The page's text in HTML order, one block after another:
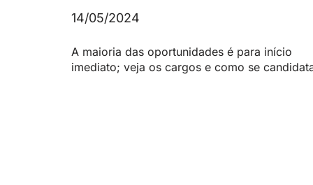
14/05/2024
A maioria das oportunidades é para início
imediato; veja os cargos e como se